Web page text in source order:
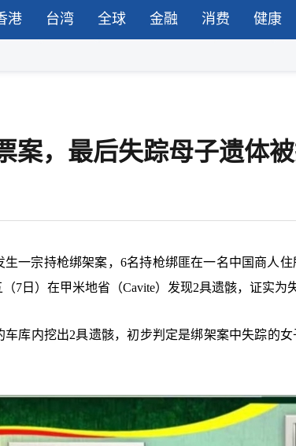
港 台湾 全球 金融 消费 健康
案，最后失踪母子遗体
生一宗持枪绑架案，6名持枪绑匪在一名中国商人
7日）在甲米地省（Cavite）发现2具遗骸，证实为
车库内挖出2具遗骸，初步判定是绑架案中失踪的